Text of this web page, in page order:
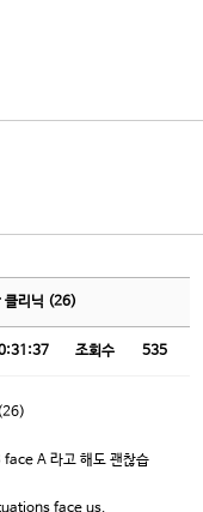
클리닉 (26)
조회수 535
A 라고 해도 괜찮습
face us.